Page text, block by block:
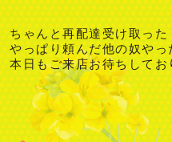
ちゃんと再配達受け取った
やっぱり頼んだ他の奴やっ
本日もご来店お待ちしてお